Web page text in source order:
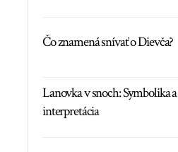
Čo znamená snívať o Dievča?
Lanovka v snoch: Symbolika a
interpretácia